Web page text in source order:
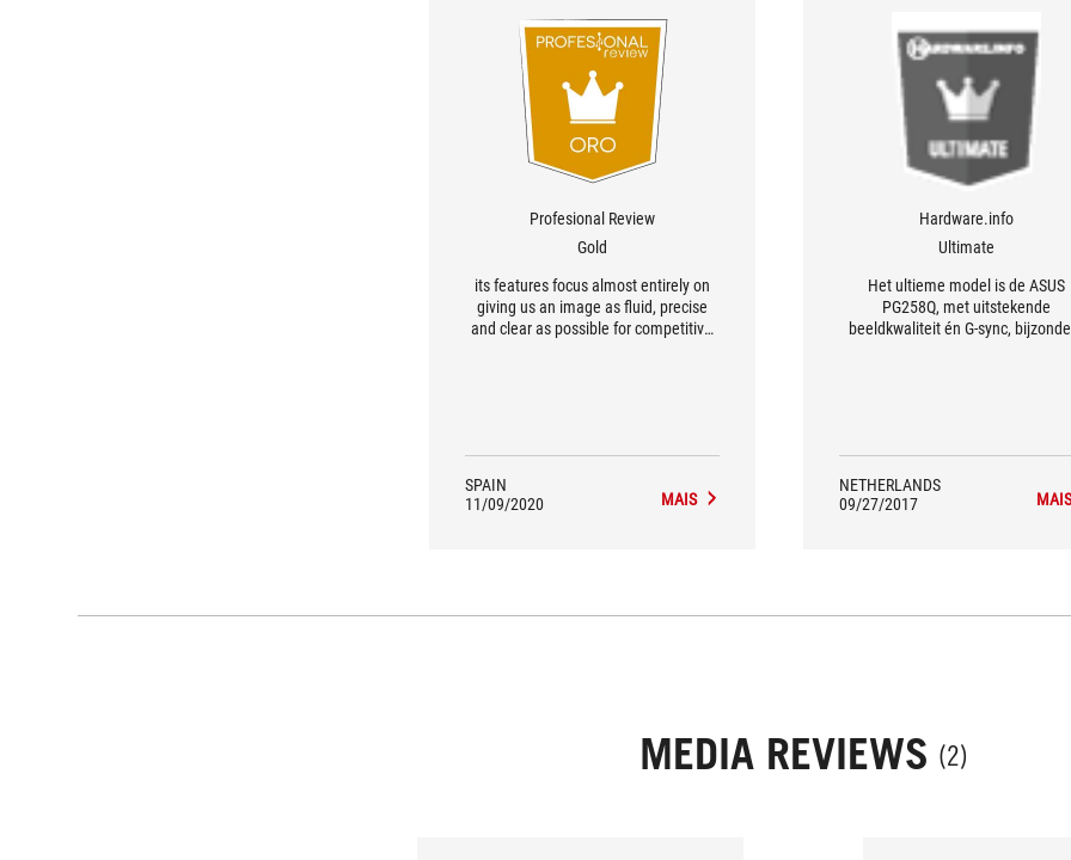
Profesional Review
Gold
its features focus almost entirely on
giving us an image as fluid, precise
and clear as possible for competitive
SPAIN
11/09/2020
MAIS
Hardware.info
Ultimate
Het ultieme model is de ASUS
PG258Q, met uitstekende
beeldkwaliteit én G-sync,
NETHERLANDS
09/27/2017
MAIS
MEDIA REVIEWS (2)